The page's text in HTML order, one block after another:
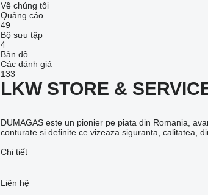
Về chúng tôi
Quảng cáo
49
Bộ sưu tập
4
Bản đồ
Các đánh giá
133
LKW STORE &
DUMAGAS este un pionier pe piata din Romania,
conturate si definite ce vizeaza siguranta, calitatea,
Chi tiết
Liên hệ